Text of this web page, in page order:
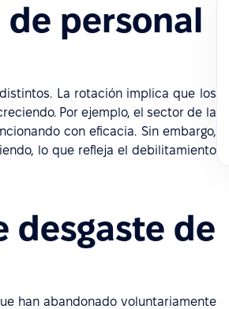
personal
La rotación implica que los
Por ejemplo, el sector de la
con eficacia. Sin embargo,
lo que refleja el debilitamiento
desgaste de
han abandonado voluntariamente